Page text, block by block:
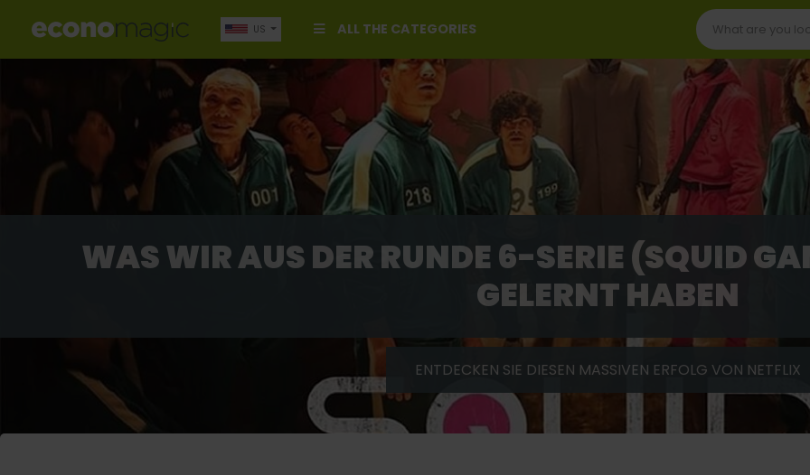
ALL THE CATEGORIES
US
WAS WIR AUS DER RUNDE 6-SERIE (SQUID
GELERNT HABEN
ENTDECKEN SIE DIESEN MASSIVEN ERFOLG VON NETFLIX